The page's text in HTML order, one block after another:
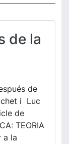
de la
de
i Luc
de
TEORIA
a la